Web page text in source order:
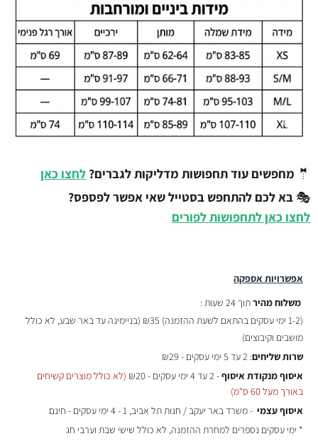
אפשרויות אספקה
משלוח מהירתוך 24 שעות :
(1-2 ימי עסקים בהתאם לשעת ההזמנה)
₪35 (בניימינה עד באר שבע, לא כולל
מושבים וקיבוצים)
שרות שליחים: 2 עד 5 ימי עסקים - ₪29
איסוף מנקודת איסוף- 2 עד 4 ימי עסקים - ₪20
(לא כולל מוצרים קשיחים
באורך מעל 60 ס"מ)
איסוף עצמי - משרד באר יעקב / חנות תל אביב, 1 - 4 ימי עסקים - חינם
* ימי עסקים נספרים למחרת ההזמנה, לא כולל שישי שבת וערבי חג
🤵 מחפשים עוד תחפושות מדליקות לגברים? לחצו כאן
🎭 בא לכם להתחפש בסטייל שאי אפשר לפספס?
לחצו כאן לתחפושות לפורים